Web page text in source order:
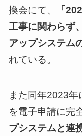
換会にて、
「
工事に関わらず
アップシステム
れている。
また同年2023年
を電子申請に完
プシステムと連